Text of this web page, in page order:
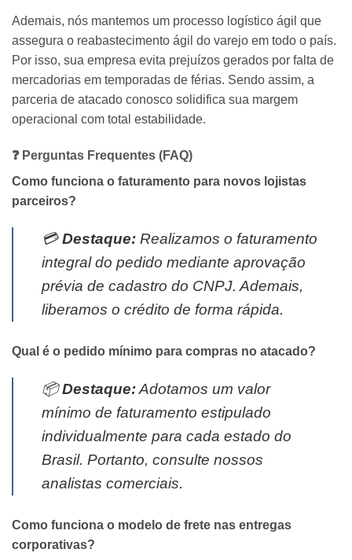
Ademais, nós mantemos um processo logístico ágil que
assegura o reabastecimento ágil do varejo em todo o país.
Por isso, sua empresa evita prejuízos gerados por falta de
mercadorias em temporadas de férias. Sendo assim, a
parceria de atacado conosco solidifica sua margem
operacional com total estabilidade.
❓ Perguntas Frequentes (FAQ)
Como funciona o faturamento para novos lojistas
parceiros?
💳Destaque: Realizamos o faturamento
integral do pedido mediante aprovação
prévia de cadastro do CNPJ. Ademais,
liberamos o crédito de forma rápida.
Qual é o pedido mínimo para compras no atacado?
📦Destaque:Adotamos um valor
mínimo de faturamento estipulado
individualmente para cada estado do
Brasil. Portanto, consulte nossos
analistas comerciais.
Como funciona o modelo de frete nas entregas
corporativas?